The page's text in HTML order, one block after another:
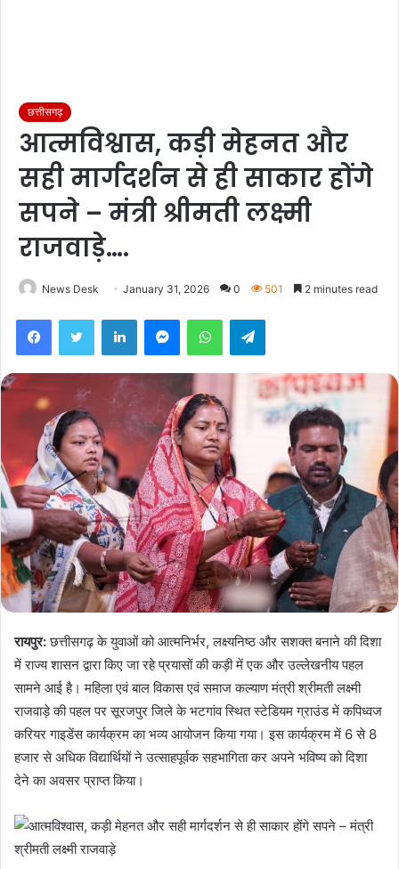
छत्तीसगढ़
आत्मविश्वास, कड़ी मेहनत और
सही मार्गदर्शन से ही साकार होंगे
सपने – मंत्री श्रीमती लक्ष्मी
राजवाड़े….
News Desk January 31, 2026 0 501 2 minutes read
रायपुर:छत्तीसगढ़ के युवाओं को आत्मनिर्भर, लक्ष्यनिष्ठ और सशक्त बनाने की दिशा
में राज्य शासन द्वारा किए जा रहे प्रयासों की कड़ी में एक और उल्लेखनीय पहल
सामने आई है। महिला एवं बाल विकास एवं समाज कल्याण मंत्री श्रीमती लक्ष्मी
राजवाड़े की पहल पर सूरजपुर जिले के भटगांव स्थित स्टेडियम ग्राउंड में कपिध्वज
करियर गाइडेंस कार्यक्रम का भव्य आयोजन किया गया। इस कार्यक्रम में 6 से 8
हजार से अधिक विद्यार्थियों ने उत्साहपूर्वक सहभागिता कर अपने भविष्य को दिशा
देने का अवसर प्राप्त किया।